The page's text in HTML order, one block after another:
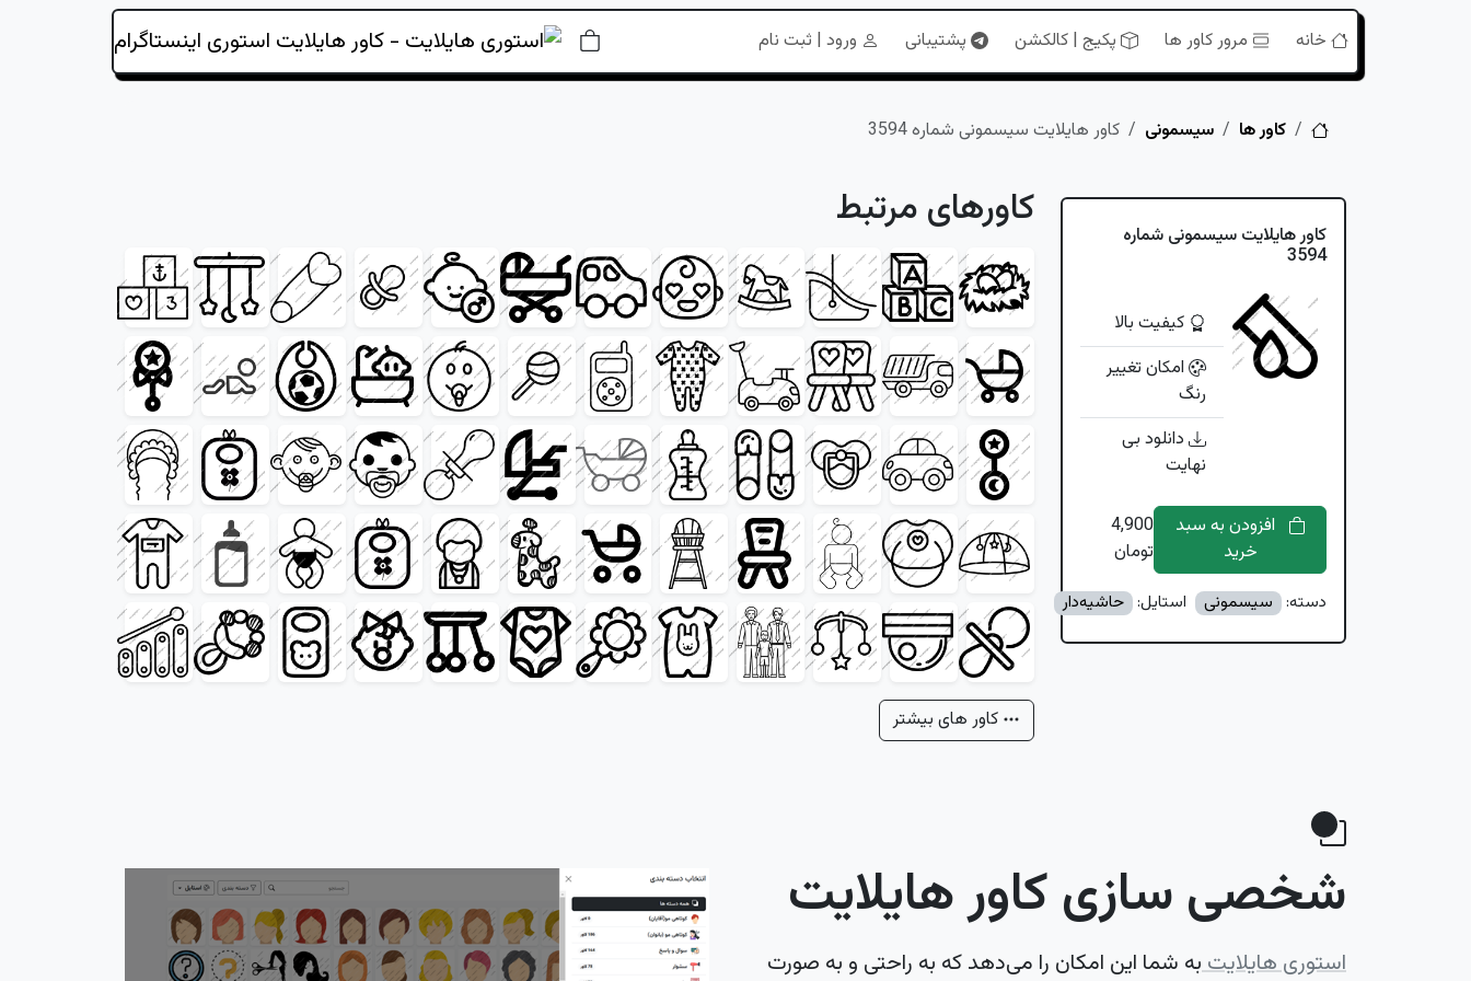
خانه مرور کاور ها پکیج | کالکشن پشتیبانی ورود | ثبت نام
خانهکاور ها سیسمونی کاور هایلایت سیسمونی شماره 3594
کاور هایلایت سیسمونی شماره
3594
کیفیت بالا
امکان تغییر
رنگ
دانلود بی
نهایت
افزودن به سبد
خرید
4,900
تومان
دسته: سیسمونی استایل: حاشیه‌دار
کاورهای مرتبط
کاور های بیشتر
شخصی سازی کاور هایلایت
استوری هایلایتبه شما این امکان را می‌دهد که به راحتی و به صورت